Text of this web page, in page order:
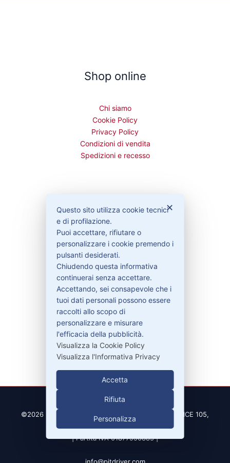
Shop online
Chi siamo
Cookie Policy
Privacy Policy
Condizioni di vendita
Spedizioni e recesso
Bisogno di aiuto?
Contattaci
Garanzie
Contatti
329-30.78.513
info@pitdriver.com
©2026 PitDriver | CROCO DEAL S.R.L. VIA DEL SALICE 105,
| Partita IVA 01877990885 |
✕
Questo sito utilizza cookie tecnici
e di profilazione.
Puoi accettare, rifiutare o
personalizzare i cookie premendo i
pulsanti desiderati.
Chiudendo questa informativa
continuerai senza accettare.
Accettando, sei consapevole che i
tuoi dati personali possono essere
raccolti allo scopo di
personalizzare e misurare
l'efficacia della pubblicità.
Visualizza la Cookie Policy
Visualizza l'Informativa Privacy
Accetta
Rifiuta
Personalizza